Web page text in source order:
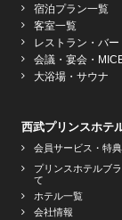
宿泊プラン一覧
客室一覧
レストラン・バー
会議・宴会・
大浴場・サウナ
西武プリンスホテ
会員サービス・特典
プリンスホテルブ
て
ホテル一覧
会社情報